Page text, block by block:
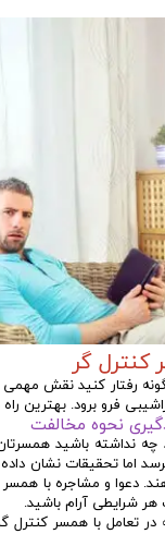
کنترل گر
رفتار کنید نقش مهمی
فرو برود. بهترین
نداشته باشید همسرتان
اما تحقیقات نشان
دعوا و مشاجره با
شرایطی آرام باشید.
در تعامل با همسر